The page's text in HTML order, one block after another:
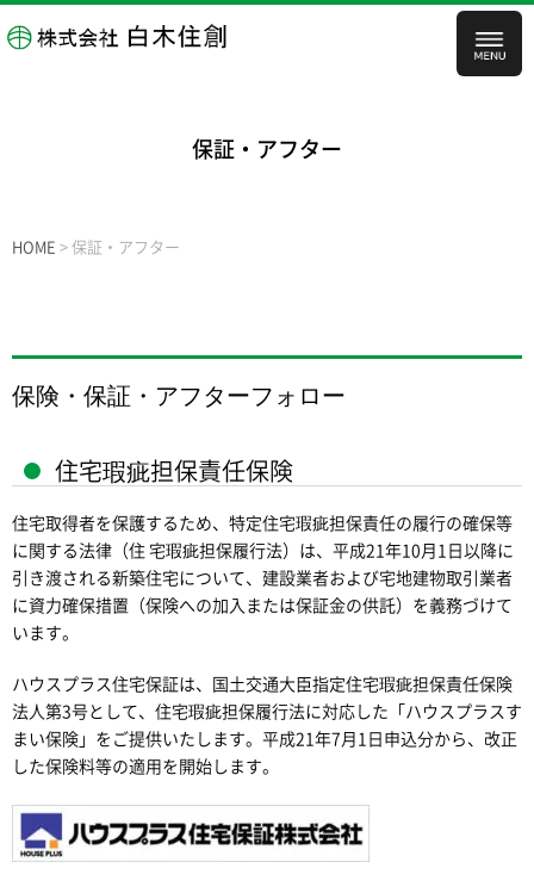
保証・アフター
HOME > 保証・アフター
保険・保証・アフターフォロー
住宅瑕疵担保責任保険
住宅取得者を保護するため、特定住宅瑕疵担保責任の履行の確保等
に関する法律（住 宅瑕疵担保履行法）は、平成21年10月1日以降に
引き渡される新築住宅について、建設業者および宅地建物取引業者
に資力確保措置（保険への加入または保証金の供託）を義務づけて
います。
ハウスプラス住宅保証は、国土交通大臣指定住宅瑕疵担保責任保険
法人第3号として、住宅瑕疵担保履行法に対応した「ハウスプラスす
まい保険」をご提供いたします。平成21年7月1日申込分から、改正
した保険料等の適用を開始します。